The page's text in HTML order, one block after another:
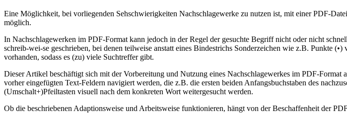
Eine Möglichkeit, bei vorliegenden Sehschwierigkeiten Nachschlagewerke zu nutzen ist, mit einer PDF-
möglich.
In Nachschlagewerken im PDF-Format kann jedoch in der Regel der gesuchte Begriff nicht oder nicht
schreib-wei-se geschrieben, bei denen teilweise anstatt eines Bindestrichs Sonderzeichen wie z.B. Punkte
vorhanden, sodass es (zu) viele Suchtreffer gibt.
Dieser Artikel beschäftigt sich mit der Vorbereitung und Nutzung eines Nachschlagewerkes im PDF-
vorher eingefügten Text-Feldern navigiert werden, die z.B. die ersten beiden Anfangsbuchstaben des
(Umschalt+)Pfeiltasten visuell nach dem konkreten Wort weitergesucht werden.
Ob die beschriebenen Adaptionsweise und Arbeitsweise funktionieren, hängt von der Beschaffenheit der